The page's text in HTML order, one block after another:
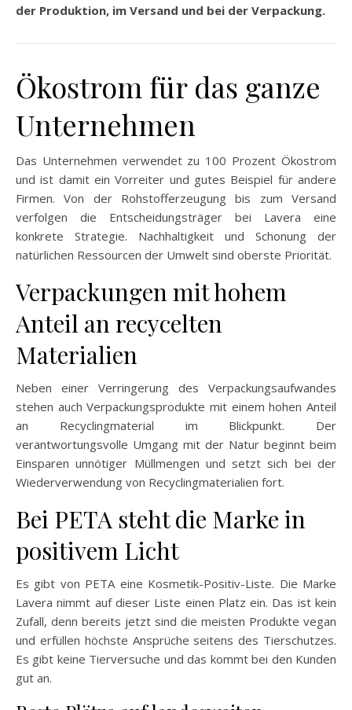
der Produktion, im Versand und bei der Verpackung.
Ökostrom für das ganze
Unternehmen
Das Unternehmen verwendet zu 100 Prozent Ökostrom
und ist damit ein Vorreiter und gutes Beispiel für andere
Firmen. Von der Rohstofferzeugung bis zum Versand
verfolgen die Entscheidungsträger bei Lavera eine
konkrete Strategie. Nachhaltigkeit und Schonung der
natürlichen Ressourcen der Umwelt sind oberste Priorität.
Verpackungen mit hohem
Anteil an recycelten
Materialien
Neben einer Verringerung des Verpackungsaufwandes
stehen auch Verpackungsprodukte mit einem hohen Anteil
an Recyclingmaterial im Blickpunkt. Der
verantwortungsvolle Umgang mit der Natur beginnt beim
Einsparen unnötiger Müllmengen und setzt sich bei der
Wiederverwendung von Recyclingmaterialien fort.
Bei PETA steht die Marke in
positivem Licht
Es gibt von PETA eine Kosmetik-Positiv-Liste. Die Marke
Lavera nimmt auf dieser Liste einen Platz ein. Das ist kein
Zufall, denn bereits jetzt sind die meisten Produkte vegan
und erfüllen höchste Ansprüche seitens des Tierschutzes.
Es gibt keine Tierversuche und das kommt bei den Kunden
gut an.